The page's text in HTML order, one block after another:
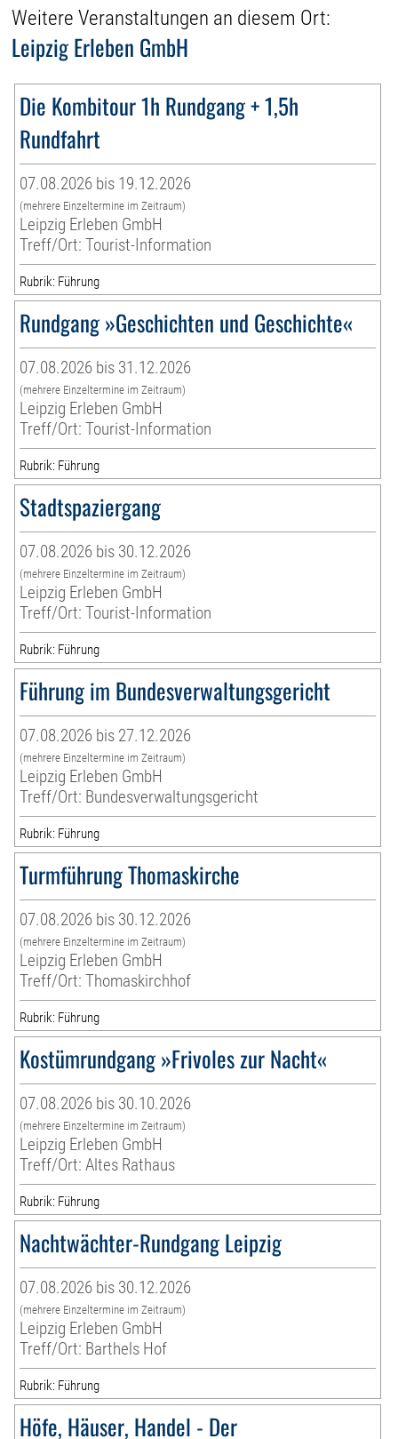
Weitere Veranstaltungen an diesem Ort:
Leipzig Erleben GmbH
Die Kombitour 1h Rundgang + 1,5h
Rundfahrt
07.08.2026 bis 19.12.2026
(mehrere Einzeltermine im Zeitraum)
Leipzig Erleben GmbH
Treff/Ort: Tourist-Information
Rubrik: Führung
Rundgang »Geschichten und Geschichte«
07.08.2026 bis 31.12.2026
(mehrere Einzeltermine im Zeitraum)
Leipzig Erleben GmbH
Treff/Ort: Tourist-Information
Rubrik: Führung
Stadtspaziergang
07.08.2026 bis 30.12.2026
(mehrere Einzeltermine im Zeitraum)
Leipzig Erleben GmbH
Treff/Ort: Tourist-Information
Rubrik: Führung
Führung im Bundesverwaltungsgericht
07.08.2026 bis 27.12.2026
(mehrere Einzeltermine im Zeitraum)
Leipzig Erleben GmbH
Treff/Ort: Bundesverwaltungsgericht
Rubrik: Führung
Turmführung Thomaskirche
07.08.2026 bis 30.12.2026
(mehrere Einzeltermine im Zeitraum)
Leipzig Erleben GmbH
Treff/Ort: Thomaskirchhof
Rubrik: Führung
Kostümrundgang »Frivoles zur Nacht«
07.08.2026 bis 30.10.2026
(mehrere Einzeltermine im Zeitraum)
Leipzig Erleben GmbH
Treff/Ort: Altes Rathaus
Rubrik: Führung
Nachtwächter-Rundgang Leipzig
07.08.2026 bis 30.12.2026
(mehrere Einzeltermine im Zeitraum)
Leipzig Erleben GmbH
Treff/Ort: Barthels Hof
Rubrik: Führung
Höfe, Häuser, Handel - Der